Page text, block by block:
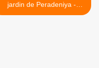
jardin de Peradeniya -
Kandy - Sri Lanka >